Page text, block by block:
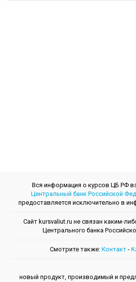
Вся информация о курсов ЦБ РФ
Центральный банк Российской
предоставляется исключительно в
Сайт kursvaliut.ru не связан каким-
Центрального банкa
Смотрите также: Контакт -
новый продукт, производимый и